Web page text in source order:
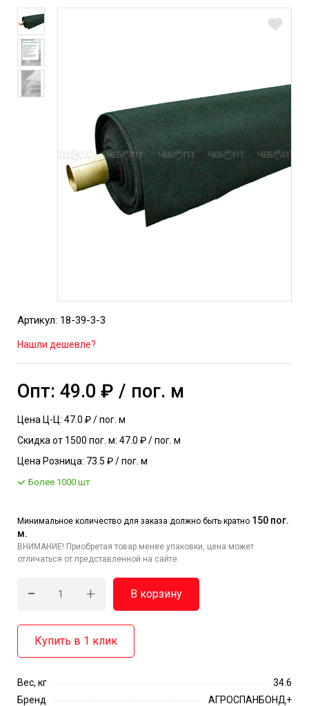
Артикул: 18-39-3-3
Нашли дешевле?
Опт: 49.0 ₽ / пог. м
Цена Ц-Ц: 47.0 ₽ / пог. м
Скидка от 1500 пог. м: 47.0 ₽ / пог. м
Цена Розница: 73.5 ₽ / пог. м
Более 1000 шт
Минимальное количество для заказа должно быть кратно 150 пог.
м.
ВНИМАНИЕ! Приобретая товар менее упаковки, цена может
отличаться от представленной на сайте.
- + В корзину
Купить в 1 клик
Вес, кг
34.6
Бренд
АГРОСПАНБОНД+